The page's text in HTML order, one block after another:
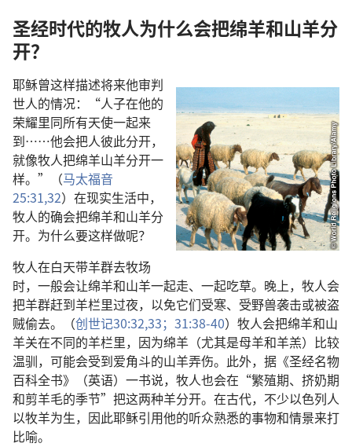
圣经时代的牧人为什么会把绵羊和山羊分
开？
耶稣曾这样描述将来他审判
世人的情况：“人子在他的
荣耀里同所有天使一起来
到…⁠…他会把人彼此分开，
就像牧人把绵羊山羊分开一
样。”（马太福音
25:31,32）在现实生活中，
牧人的确会把绵羊和山羊分
开。为什么要这样做呢？
牧人在白天带羊群去牧场
时，一般会让绵羊和山羊一起走、一起吃草。晚上，牧人会
把羊群赶到羊栏里过夜，以免它们受寒、受野兽袭击或被盗
贼偷去。（创世记30:32,33； 31:38-40）牧人会把绵羊和山
羊关在不同的羊栏里，因为绵羊（尤其是母羊和羊羔）比较
温驯，可能会受到爱角斗的山羊弄伤。此外，据《圣经名物
百科全书》（英语）一书说，牧人也会在“繁殖期、挤奶期
和剪羊毛的季节”把这两种羊分开。在古代，不少以色列人
以牧羊为生，因此耶稣引用他的听众熟悉的事物和情景来打
比喻。